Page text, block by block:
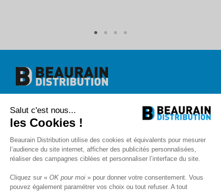
1 rue de l'abbé Caron
BP 40020
80390 Fressenneville
contact@beaurain-distribution.com
Qui sommes-nous?
Contact
Mentions légales
CGV
Salut c'est nous...
les Cookies !
Beaurain Distribution utilise des cookies et équivalents pour mesurer
l’audience du site internet, afficher des publicités personnalisées,
réaliser des campagnes ciblées et personnaliser l’interface du site.
Cliquez sur « OK pour moi » pour donner votre consentement. Vous
pouvez également paramétrer vos choix ou tout refuser. A tout